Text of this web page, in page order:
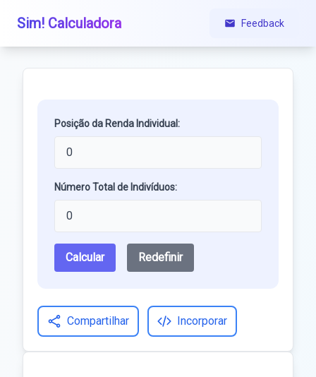
Sim! Calculadora Feedback
Posição da Renda Individual:
Número Total de Indivíduos:
Calcular Redefinir
Compartilhar Incorporar